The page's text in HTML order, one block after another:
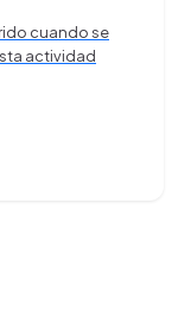
cuando se
actividad